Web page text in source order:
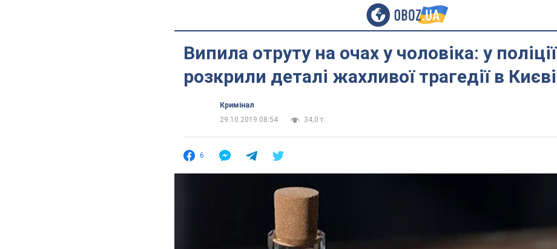
Випила отруту на очах у чоловіка: у поліції
розкрили деталі жахливої трагедії в Києві
Кримінал
29.10.2019 08:54
34,0 т.
6